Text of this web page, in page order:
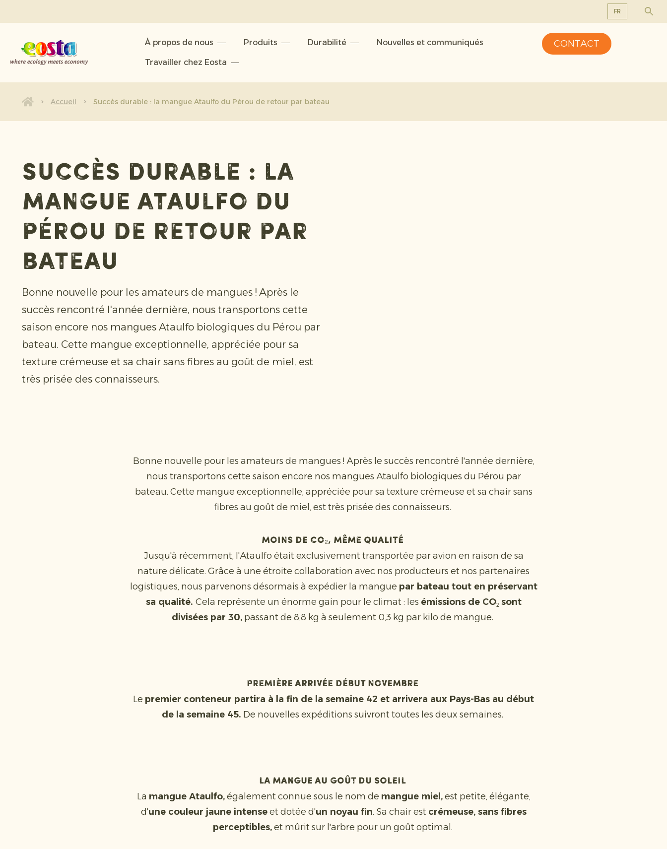
FR
NL
À propos de nous Produits Durabilité Nouvelles et communiqués
Travailler chez Eosta
À propos de nous
Produits
Nouvelles et communiqués
CONTACT
Accueil Succès durable : la mangue Ataulfo du Pérou de retour par bateau
Succès durable : la
mangue Ataulfo du
Pérou de retour par
bateau
Bonne nouvelle pour les amateurs de mangues ! Après le
succès rencontré l'année dernière, nous transportons cette
saison encore nos mangues Ataulfo biologiques du Pérou par
bateau. Cette mangue exceptionnelle, appréciée pour sa
texture crémeuse et sa chair sans fibres au goût de miel, est
très prisée des connaisseurs.
Bonne nouvelle pour les amateurs de mangues ! Après le succès rencontré l'année dernière,
nous transportons cette saison encore nos mangues Ataulfo biologiques du Pérou par
bateau. Cette mangue exceptionnelle, appréciée pour sa texture crémeuse et sa chair sans
fibres au goût de miel, est très prisée des connaisseurs.
Moins de CO₂, même qualité
Jusqu'à récemment, l'Ataulfo était exclusivement transportée par avion en raison de sa
nature délicate. Grâce à une étroite collaboration avec nos producteurs et nos partenaires
logistiques, nous parvenons désormais à expédier la mangue par bateau tout en préservant
sa qualité. Cela représente un énorme gain pour le climat : les émissions de CO₂ sont
divisées par 30, passant de 8,8 kg à seulement 0,3 kg par kilo de mangue.
Première arrivée début novembre
Le premier conteneur partira à la fin de la semaine 42 et arrivera aux Pays-Bas au début
de la semaine 45. De nouvelles expéditions suivront toutes les deux semaines.
La mangue au goût du soleil
La mangue Ataulfo,également connue sous le nom de mangue miel,est petite, élégante,
d'une couleur jaune intenseet dotée d'un noyau fin. Sa chair est crémeuse, sans fibres
perceptibles,et mûrit sur l'arbre pour un goût optimal.